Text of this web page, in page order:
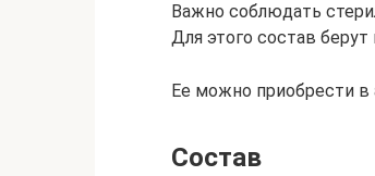
Важно соблюдать
Для этого состав
Ее можно приобрести в
Состав